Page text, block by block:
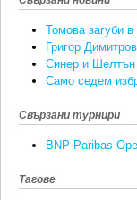
Томова загуби
Григор
Синер и Шелтън
Само седем
Свързани турнири
BNP Paribas
Тагове